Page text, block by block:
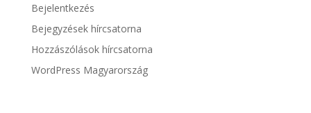
Bejelentkezés
Bejegyzések hírcsatorna
Hozzászólások hírcsatorna
WordPress Magyarország